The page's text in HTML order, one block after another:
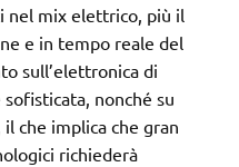
mix elettrico, più il
e in tempo reale del
sull’elettronica di
nonché su
che implica che gran
richiederà